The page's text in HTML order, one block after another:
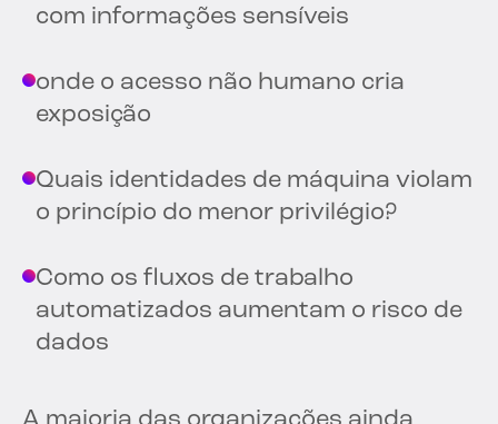
com informações sensíveis
onde o acesso não humano cria
exposição
Quais identidades de máquina violam
o princípio do menor privilégio?
Como os fluxos de trabalho
automatizados aumentam o risco de
dados